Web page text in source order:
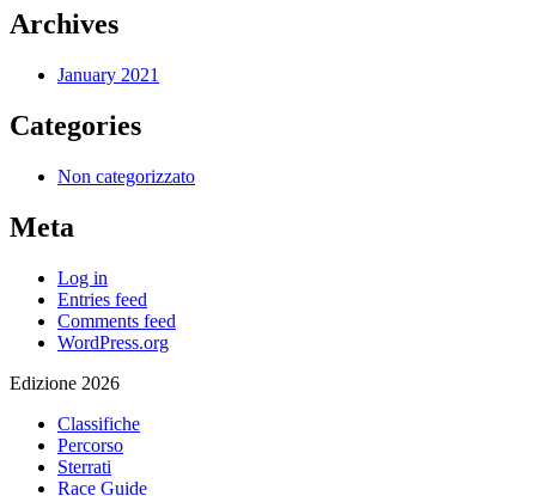
Archives
January 2021
Categories
Non categorizzato
Meta
Log in
Entries feed
Comments feed
WordPress.org
Edizione 2026
Classifiche
Percorso
Sterrati
Race Guide